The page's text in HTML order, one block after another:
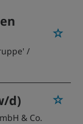
/
d)
& Co.